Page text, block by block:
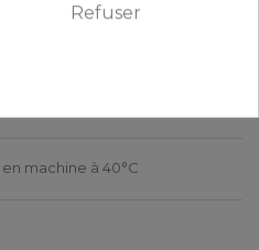
machine à 40°C
Refuser